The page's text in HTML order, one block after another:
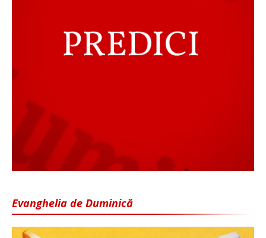
Evanghelia de Duminică